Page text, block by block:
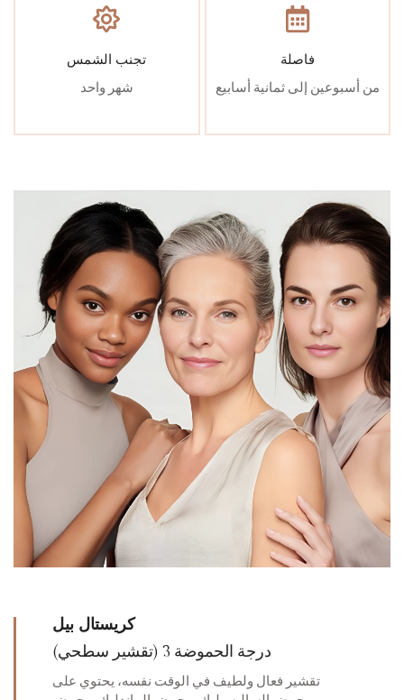
فاصلة
من أسبوعين إلى ثمانية أسابيع
تجنب الشمس
شهر واحد
كريستال بيل
درجة الحموضة 3 (تقشير سطحي)
تقشير فعال ولطيف في الوقت نفسه، يحتوي على